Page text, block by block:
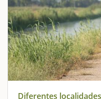
Diferentes localidades